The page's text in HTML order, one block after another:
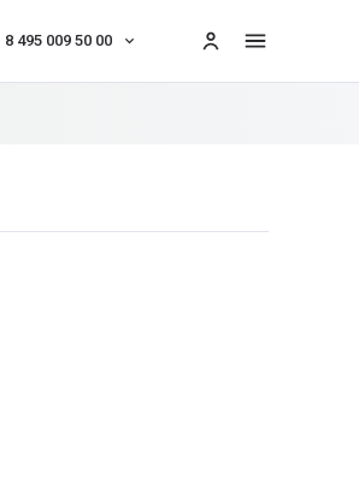
8 495 009 50 00 меню